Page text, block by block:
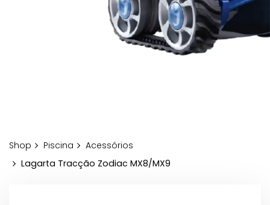
Shop Piscina
Acessórios
Lagarta Tracção Zodiac MX8/MX9